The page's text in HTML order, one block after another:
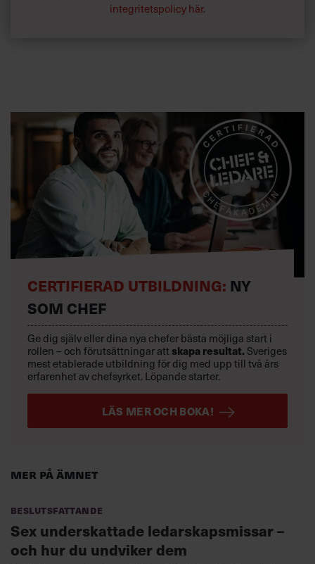
integritetspolicy här.
Mer på ämnet
Beslutsfattande
Sex underskattade ledarskapsmissar –
och hur du undviker dem
CERTIFIERAD UTBILDNING: NY
SOM CHEF
Ge dig själv eller dina nya chefer bästa möjliga start i
rollen – och förutsättningar att skapa resultat. Sveriges
mest etablerade utbildning för dig med upp till två års
erfarenhet av chefsyrket. Löpande starter.
LÄS MER OCH BOKA!